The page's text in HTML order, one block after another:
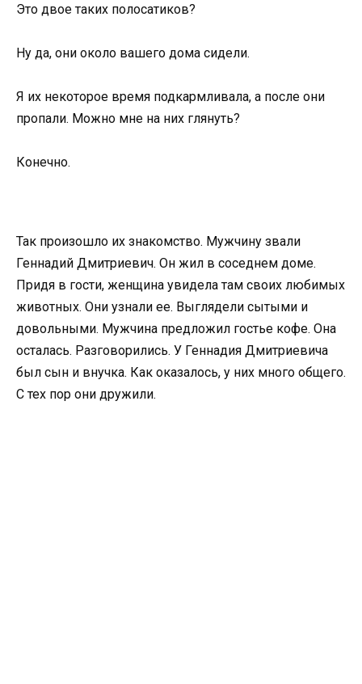
Это двое таких полосатиков?
Ну да, они около вашего дома сидели.
Я их некоторое время подкармливала, а после они
пропали. Можно мне на них глянуть?
Конечно.
Так произошло их знакомство. Мужчину звали
Геннадий Дмитриевич. Он жил в соседнем доме.
Придя в гости, женщина увидела там своих любимых
животных. Они узнали ее. Выглядели сытыми и
довольными. Мужчина предложил гостье кофе. Она
осталась. Разговорились. У Геннадия Дмитриевича
был сын и внучка. Как оказалось, у них много общего.
С тех пор они дружили.